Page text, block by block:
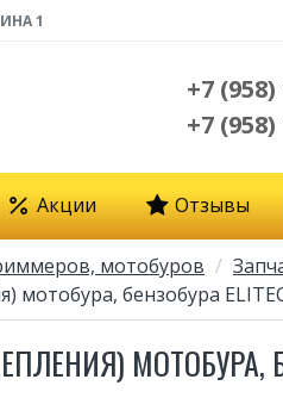
1
+7
+7
Акции Отзывы
мотобуров
мотобура, бензобура
МОТОБУРА,